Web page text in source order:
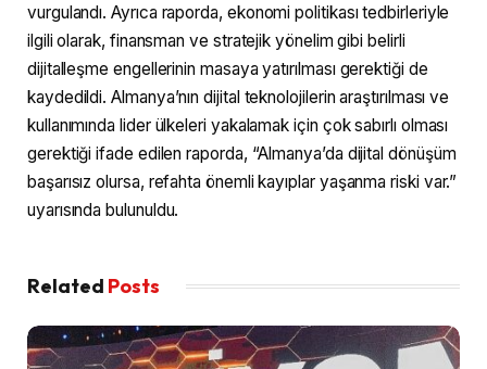
vurgulandı. Ayrıca raporda, ekonomi politikası tedbirleriyle
ilgili olarak, finansman ve stratejik yönelim gibi belirli
dijitalleşme engellerinin masaya yatırılması gerektiği de
kaydedildi. Almanya’nın dijital teknolojilerin araştırılması ve
kullanımında lider ülkeleri yakalamak için çok sabırlı olması
gerektiği ifade edilen raporda, “Almanya’da dijital dönüşüm
başarısız olursa, refahta önemli kayıplar yaşanma riski var.”
uyarısında bulunuldu.
Related Posts